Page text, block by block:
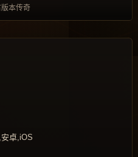
本传奇
卓,iOS